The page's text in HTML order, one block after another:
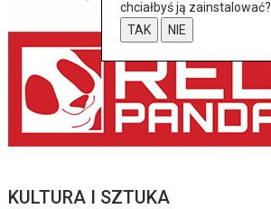
KULTURA I SZTUKA
chciałbyś ją zainstalować?
TAK
NIE